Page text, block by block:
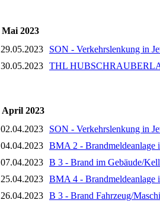
Mai 2023
29.05.2023
SON - Verkehrslenkung in
30.05.2023 THL
April 2023
02.04.2023
SON - Verkehrslenkung in
04.04.2023 BMA 2 - Brandmeldeanlage
07.04.2023 B 3 - Brand im Gebäude/
25.04.2023 BMA 4 - Brandmeldeanlage
26.04.2023 B 3 - Brand Fahrzeug/